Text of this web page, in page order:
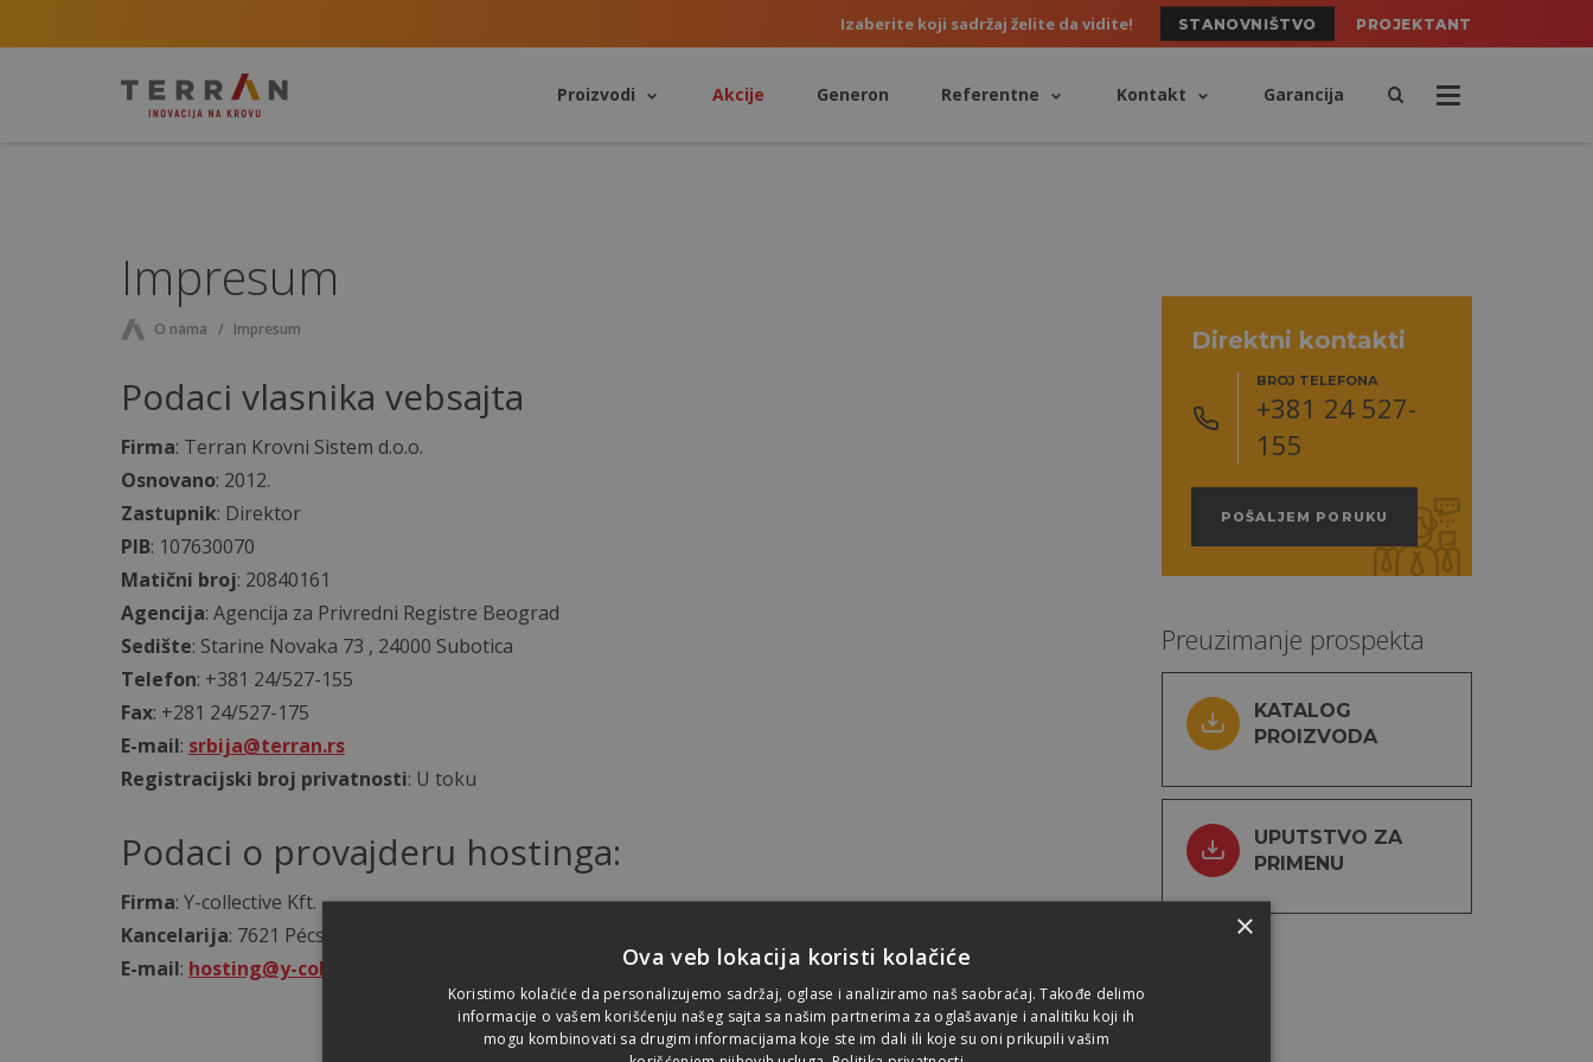
Izaberite koji sadržaj želite da vidite! STANOVNIŠTVO PROJEKTANT
Proizvodi Akcije Generon Referentne Kontakt Garancija
Impresum
O nama Impresum
Podaci vlasnika vebsajta
Firma: Terran Krovni Sistem d.o.o.
Osnovano: 2012.
Zastupnik: Direktor
PIB: 107630070
Matični broj: 20840161
Agencija: Agencija za Privredni Registre Beograd
Sedište: Starine Novaka 73 , 24000 Subotica
Telefon: +381 24/527-155
Fax: +281 24/527-175
E-mail: srbija@terran.rs
Registracijski broj privatnosti: U toku
Podaci o provajderu hostinga:
Firma: Y-collective Kft.
Kancelarija: 7621 Pécs, Király u. 42.
E-mail: hosting@y-collective.hu
Direktni kontakti
BROJ TELEFONA
+381 24 527-
155
POŠALJEM PORUKU
Preuzimanje prospekta
KATALOG
PROIZVODA
UPUTSTVO ZA
PRIMENU
×
Ova veb lokacija koristi kolačiće
Koristimo kolačiće da personalizujemo sadržaj, oglase i analiziramo naš saobraćaj. Takođe delimo
informacije o vašem korišćenju našeg sajta sa našim partnerima za oglašavanje i analitiku koji ih
mogu kombinovati sa drugim informacijama koje ste im dali ili koje su oni prikupili vašim